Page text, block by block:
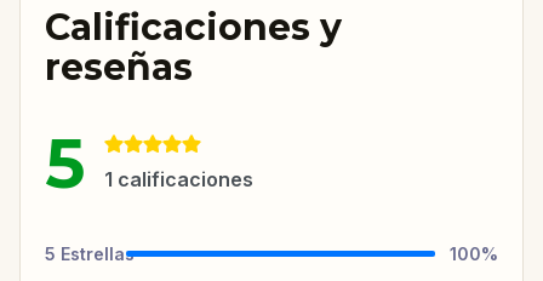
Calificaciones y
reseñas
5 1 calificaciones
5 Estrellas 100%